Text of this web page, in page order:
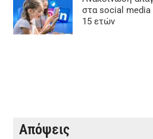
στα social media
15 ετών
Απόψεις